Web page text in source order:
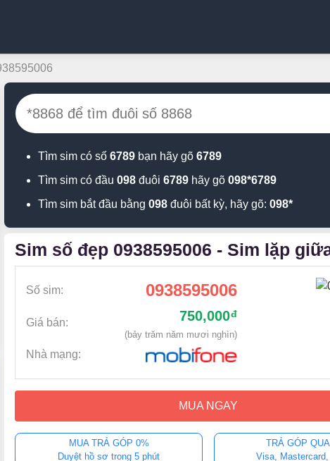
Tìm sim có số 6789 bạn hãy gõ 6789
Tìm sim có đầu 098 đuôi 6789 hãy gõ 098*6789
Tìm sim bắt đầu bằng 098 đuôi bất kỳ, hãy gõ: 098*
Sim số đẹp 0938595006 - Sim lặp
Số sim: 0938595006
Giá bán: 750,000đ
(bảy trăm năm mươi nghìn)
Nhà mạng:
MUA NGAY
MUA TRẢ GÓP 0%
Duyệt hồ sơ trong 5 phút
TRẢ GÓP
Visa,